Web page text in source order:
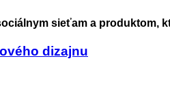
sieťam a produktom,
dizajnu